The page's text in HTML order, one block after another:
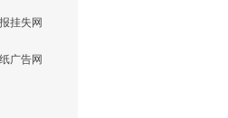
挂失网
广告网